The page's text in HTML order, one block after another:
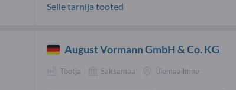
Selle tarnija tooted
August Vormann GmbH & Co. KG
Tootja Saksamaa Ülemaailmne